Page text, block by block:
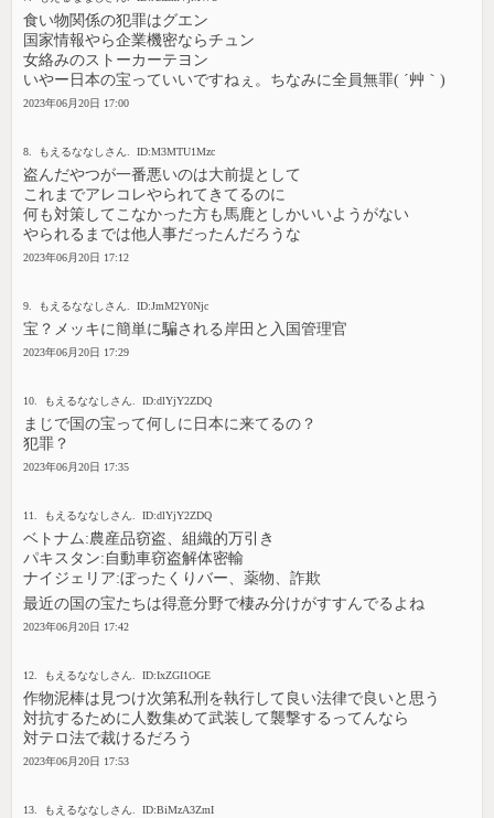
食い物関係の犯罪はグエン
国家情報やら企業機密ならチュン
女絡みのストーカーテヨン
いやー日本の宝っていいですねぇ。ちなみに全員無罪( ´艸｀)
2023年06月20日 17:00
8. もえるななしさん. ID:M3MTU1Mzc
盗んだやつが一番悪いのは大前提として
これまでアレコレやられてきてるのに
何も対策してこなかった方も馬鹿としかいいようがない
やられるまでは他人事だったんだろうな
2023年06月20日 17:12
9. もえるななしさん. ID:JmM2Y0Njc
宝？メッキに簡単に騙される岸田と入国管理官
2023年06月20日 17:29
10. もえるななしさん. ID:dlYjY2ZDQ
まじで国の宝って何しに日本に来てるの？
犯罪？
2023年06月20日 17:35
11. もえるななしさん. ID:dlYjY2ZDQ
ベトナム:農産品窃盗、組織的万引き
パキスタン:自動車窃盗解体密輸
ナイジェリア:ぼったくりバー、薬物、詐欺
最近の国の宝たちは得意分野で棲み分けがすすんでるよね
2023年06月20日 17:42
12. もえるななしさん. ID:IxZGI1OGE
作物泥棒は見つけ次第私刑を執行して良い法律で良いと思う
対抗するために人数集めて武装して襲撃するってんなら
対テロ法で裁けるだろう
2023年06月20日 17:53
13. もえるななしさん. ID:BiMzA3ZmI